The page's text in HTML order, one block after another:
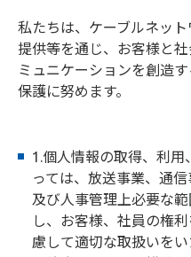
私たちは、ケーブルネッ
提供等を通じ、お客様と
ミュニケーションを創造
保護に努めます。
1.個人情報の取得、利
っては、放送事業、通
及び人事管理上必要な
し、お客様、社員の権
慮して適切な取扱いを